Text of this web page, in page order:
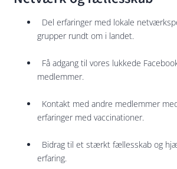
Del erfaringer med lokale
grupper rundt om i landet.
Få adgang til vores lukkede
medlemmer.
Kontakt med andre medlemmer
erfaringer med vaccinationer.
Bidrag til et stærkt fællesskab og
erfaring.